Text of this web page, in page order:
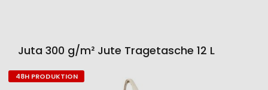
Juta 300 g/m² Jute Tragetasche 12 L
Zum
48H PRODUKTION